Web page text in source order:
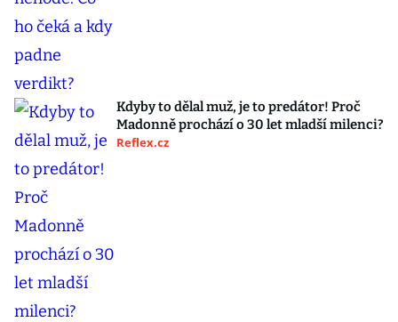
Kdyby to dělal muž, je to predátor! Proč
Madonně prochází o 30 let mladší milenci?
Reflex.cz